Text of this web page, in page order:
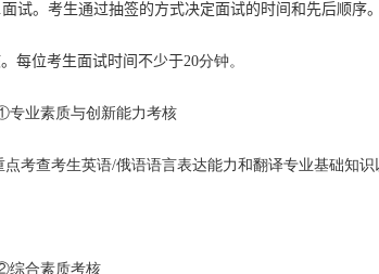
面试。考生通过抽签的方式决定面试的时间和先后顺序。
。 每位考生面试时间不少于20分钟。
专业素质与创新能力考核
点考查考生英语/俄语语言表达能力和翻译专业基础知
综合素质考核